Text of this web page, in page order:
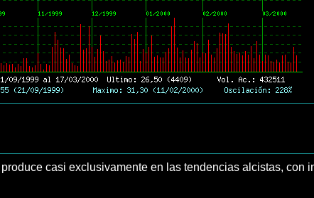
casi exclusivamente en las tendencias alcistas, con